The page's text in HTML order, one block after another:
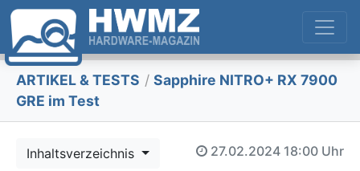
ARTIKEL & TESTS / Sapphire NITRO+ RX 7900
GRE im Test
Inhaltsverzeichnis 27.02.2024 18:00 Uhr